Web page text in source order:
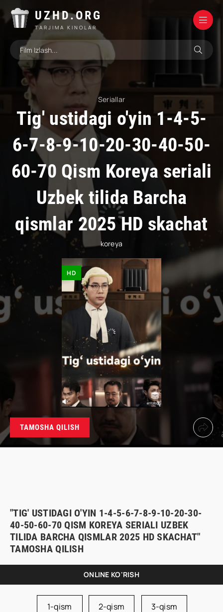
UZHD.ORG
TARJIMA KINOLAR
Seriallar
Tig' ustidagi o'yin 1-4-5-
6-7-8-9-10-20-30-40-50-
60-70 Qism Koreya seriali
Uzbek tilida Barcha
qismlar 2025 HD skachat
koreya
HD
TAMOSHA QILISH
"TIG' USTIDAGI O'YIN 1-4-5-6-7-8-9-10-20-30-
40-50-60-70 QISM KOREYA SERIALI UZBEK
TILIDA BARCHA QISMLAR 2025 HD SKACHAT"
TAMOSHA QILISH
ONLINE KO'RISH
1-qism 2-qism 3-qism